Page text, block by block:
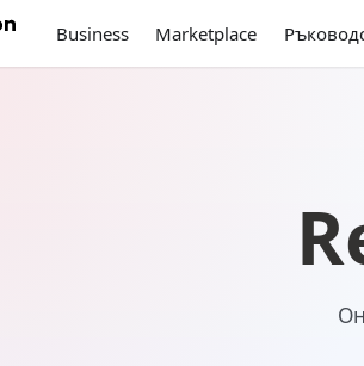
Business Marketplace